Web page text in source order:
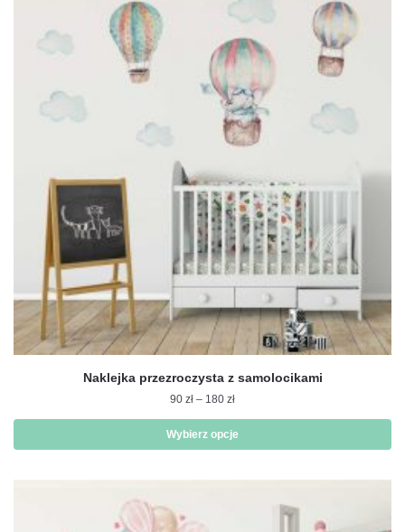
Naklejka przezroczysta z samolocikami
90 zł – 180 złZakres
od
90 zł
Wybierz opcje
produkt